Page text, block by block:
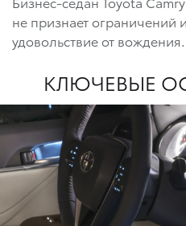
не признает ограничений
удовольствие от вождения.
КЛЮЧЕВЫЕ